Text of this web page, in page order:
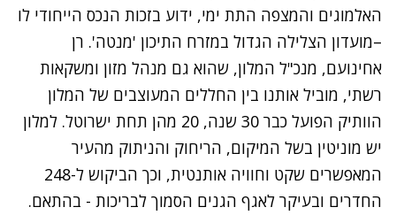
האלמוגים והמצפה התת ימי, ידוע בזכות הנכס הייחודי לו
–מועדון הצלילה הגדול במזרח התיכון 'מנטה'. רן
אחינועם, מנכ"ל המלון, שהוא גם מנהל מזון ומשקאות
רשתי, מוביל אותנו בין החללים המעוצבים של המלון
הוותיק הפועל כבר 30 שנה, 20 מהן תחת ישרוטל. למלון
יש מוניטין בשל המיקום, הריחוק והניתוק מהעיר
המאפשרים שקט וחוויה אותנטית, וכך הביקוש ל-248
החדרים ובעיקר לאגף הגנים הסמוך לבריכות - בהתאם.